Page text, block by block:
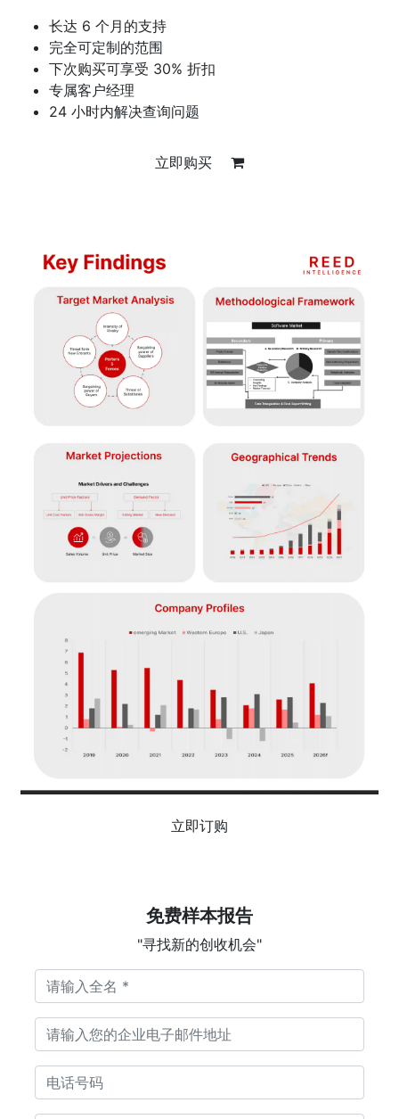
长达 6 个月的支持
完全可定制的范围
下次购买可享受 30% 折扣
专属客户经理
24 小时内解决查询问题
立即购买
立即订购
免费样本报告
"寻找新的创收机会"